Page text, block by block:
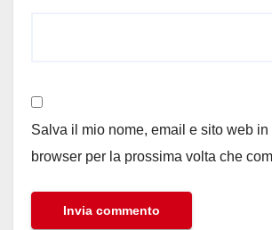
Salva il mio nome, email e sito web in
browser per la prossima volta che